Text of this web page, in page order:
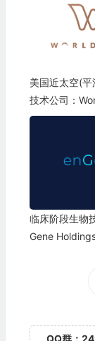
美国近太空(
技术公司：
rprises, Inc.
临床阶段生物
Gene
QQ群：